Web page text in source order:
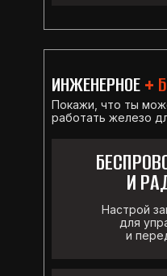
И
Покажи, что ты
работать железо
ИНЖЕНЕРНОЕ+
Настрой
для
и